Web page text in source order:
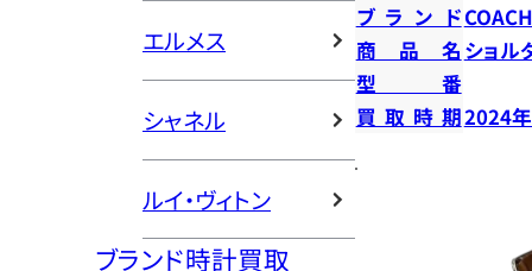
エルメス
シャネル
ルイ・ヴィトン
ブランド時計買取
ブランドCOACH
商品名 ショル
型番
買取時期2024